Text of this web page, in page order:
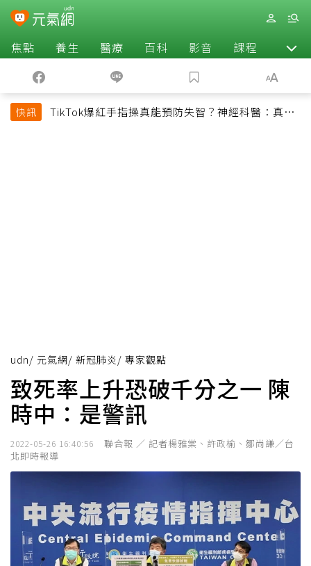
焦點 養生 醫療 百科 影音 課程 退休
快訊
TikTok爆紅手指操真能預防失智？神經科醫：真正
udn/ 元氣網/ 新冠肺炎 / 專家觀點
致死率上升恐破千分之一 陳
時中：是警訊
2022-05-26 16:40:56
聯合報 ／ 記者楊雅棠、許政榆、鄒尚謙／台
北即時報導